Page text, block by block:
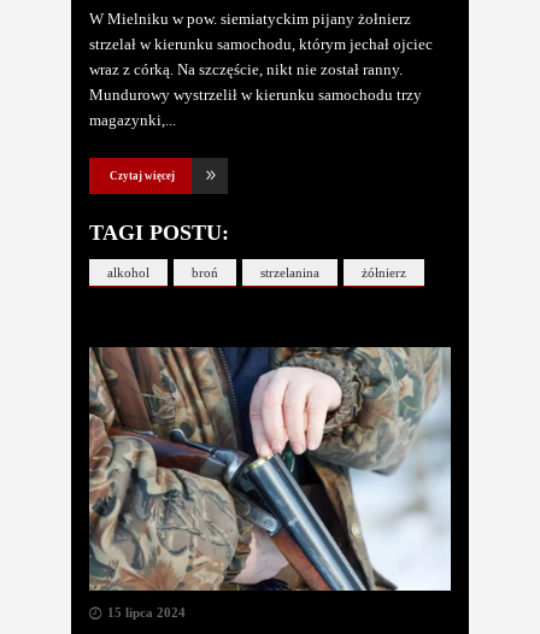
W Mielniku w pow. siemiatyckim pijany żołnierz
strzelał w kierunku samochodu, którym jechał ojciec
wraz z córką. Na szczęście, nikt nie został ranny.
Mundurowy wystrzelił w kierunku samochodu trzy
magazynki,
Czytaj więcej
TAGI POSTU:
alkohol broń strzelanina żółnierz
15 lipca 2024